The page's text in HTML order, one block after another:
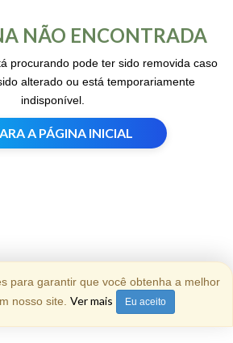
NÃO ENCONTRADA
procurando pode ter sido removida caso
alterado ou está temporariamente
indisponível.
A PÁGINA INICIAL
para garantir que você obtenha a melhor
nosso site. Ver mais Eu aceito